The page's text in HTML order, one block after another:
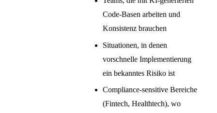
Code-Basen arbeiten und
Konsistenz brauchen
Situationen, in denen
vorschnelle Implementierung
ein bekanntes Risiko ist
Compliance-sensitive Bereiche
(Fintech, Healthtech), wo